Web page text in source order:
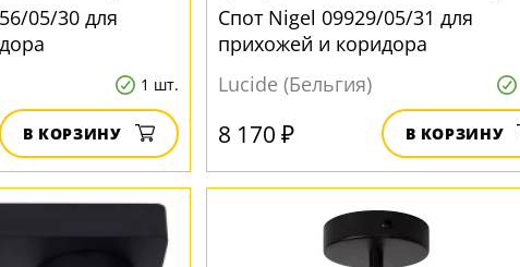
05/30 для
1 шт.
В КОРЗИНУ
Спот Nigel 09929/05/31 для
прихожей и коридора
Lucide (Бельгия)
8 170 ₽ В КОРЗИНУ